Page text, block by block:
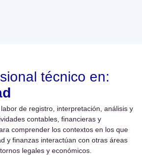
técnico en:
de registro, interpretación, análisis y
contables, financieras y
comprender los contextos en los que
y finanzas interactúan con otras áreas
legales y económicos.